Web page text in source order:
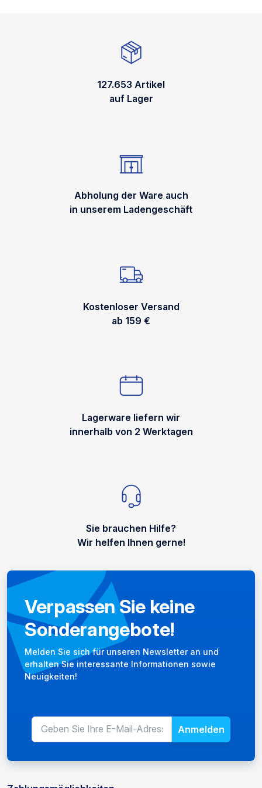
127.653 Artikel
auf Lager
Abholung der Ware auch
in unserem Ladengeschäft
Kostenloser Versand
ab 159 €
Lagerware liefern wir
innerhalb von 2 Werktagen
Sie brauchen Hilfe?
Wir helfen Ihnen gerne!
Newsletter
Verpassen Sie keine
Sonderangebote!
Melden Sie sich für unseren Newsletter an und
erhalten Sie interessante Informationen sowie
Neuigkeiten!
E-Mail-Adresse für den
Geben Sie Ihre E-Mail-Adresse
Anmelden